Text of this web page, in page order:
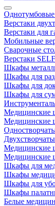
Однотумбовые
Верстаки
Верстаки для
Мобильные
Сварочные
Верстаки SELF
Шкафы
Шкафы для
Шкафы для
Шкафы для
Медицинские
Шкафы для
Шкафы
Шкафы для
Шкафы
Белые